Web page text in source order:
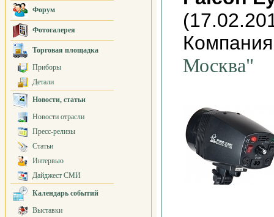
Форум
Фотогалерея
Торговая площадка
Приборы
Детали
Новости, статьи
Новости отрасли
Пресс-релизы
Статьи
Интервью
Дайджест СМИ
Календарь событий
Выставки
Москва"